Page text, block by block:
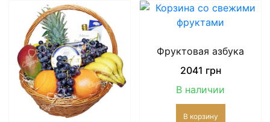
Фруктовая азбука
2041 грн
В наличии
В корзину